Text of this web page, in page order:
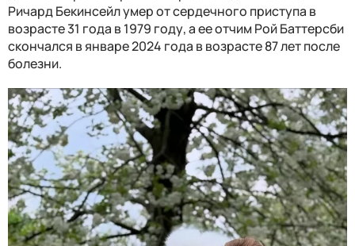
Ричард Бекинсейл умер от сердечного приступа в
возрасте 31 года в 1979 году, а ее отчим Рой Баттерсби
скончался в январе 2024 года в возрасте 87 лет после
болезни.